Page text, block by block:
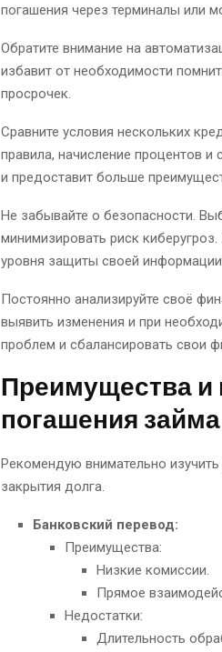
погашения через терминалы или
Обратите внимание на
избавит от необходимости
просрочек.
Сравните условия нескольких
правила, начисление процентов
и предоставит больше
Не забывайте о безопасности.
минимизировать риск
уровня защиты своей
Постоянно анализируйте своё
выявить изменения и при
проблем и сбалансировать свои
Преимущества и
погашения займа
Рекомендую внимательно
закрытия долга.
Банковский перевод:
Преимущества:
Низкие комиссии.
Прямое
Недостатки:
Длительность